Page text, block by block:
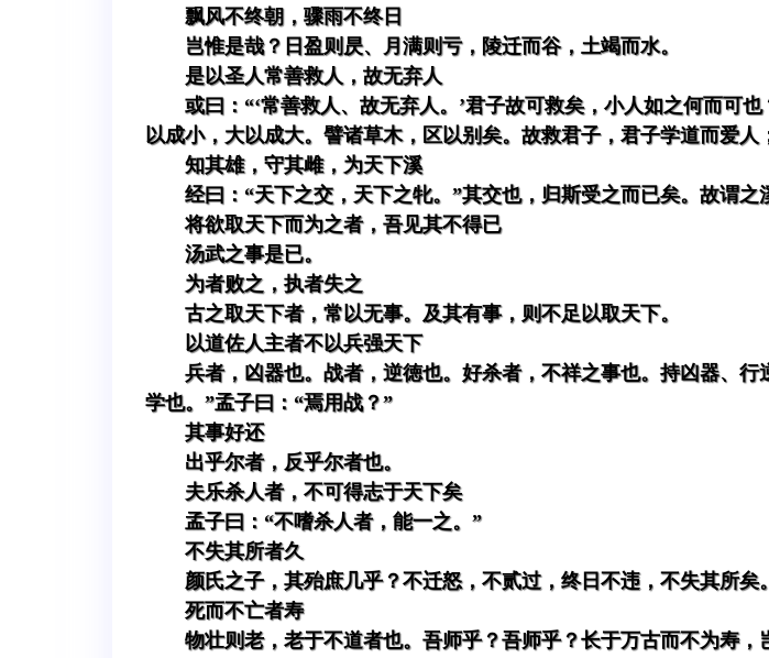
飘风不终朝，骤雨不终日
岂惟是哉？日盈则昃、月满则亏，陵迁而谷，土竭而水。
是以圣人常善救人，故无弃人
或曰：“‘常善救人、故无弃人。’君子故可救矣，小人如之何而可
以成小，大以成大。譬诸草木，区以别矣。故救君子，君子学道而爱
知其雄，守其雌，为天下溪
经曰：“天下之交，天下之牝。”其交也，归斯受之而已矣。故谓之
将欲取天下而为之者，吾见其不得已
汤武之事是已。
为者败之，执者失之
古之取天下者，常以无事。及其有事，则不足以取天下。
以道佐人主者不以兵强天下
兵者，凶器也。战者，逆徳也。好杀者，不祥之事也。持凶器、
学也。”孟子曰：“焉用战？”
其事好还
出乎尔者，反乎尔者也。
夫乐杀人者，不可得志于天下矣
孟子曰：“不嗜杀人者，能一之。”
不失其所者久
颜氏之子，其殆庶几乎？不迁怒，不贰过，终日不违，不失其所矣
死而不亡者寿
物壮则老，老于不道者也。吾师乎？吾师乎？长于万古而不为寿